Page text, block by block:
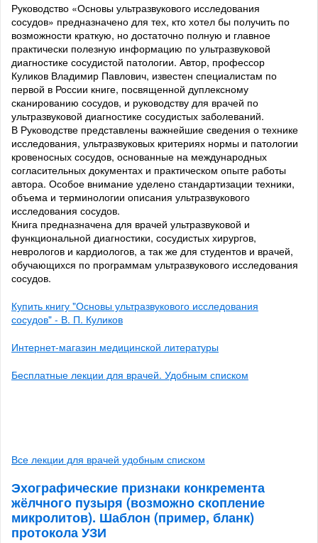
Руководство «Основы ультразвукового исследования
сосудов» предназначено для тех, кто хотел бы получить по
возможности краткую, но достаточно полную и главное
практически полезную информацию по ультразвуковой
диагностике сосудистой патологии. Автор, профессор
Куликов Владимир Павлович, известен специалистам по
первой в России книге, посвященной дуплексному
сканированию сосудов, и руководству для врачей по
ультразвуковой диагностике сосудистых заболеваний.
В Руководстве представлены важнейшие сведения о технике
исследования, ультразвуковых критериях нормы и патологии
кровеносных сосудов, основанные на международных
согласительных документах и практическом опыте работы
автора. Особое внимание уделено стандартизации техники,
объема и терминологии описания ультразвукового
исследования сосудов.
Книга предназначена для врачей ультразвуковой и
функциональной диагностики, сосудистых хирургов,
неврологов и кардиологов, а так же для студентов и врачей,
обучающихся по программам ультразвукового исследования
сосудов.
Купить книгу "Основы ультразвукового исследования
сосудов" - В. П. Куликов
Интернет-магазин медицинской литературы
Бесплатные лекции для врачей. Удобным списком
Все лекции для врачей удобным списком
Эхографические признаки конкремента
жёлчного пузыря (возможно скопление
микролитов). Шаблон (пример, бланк)
протокола УЗИ